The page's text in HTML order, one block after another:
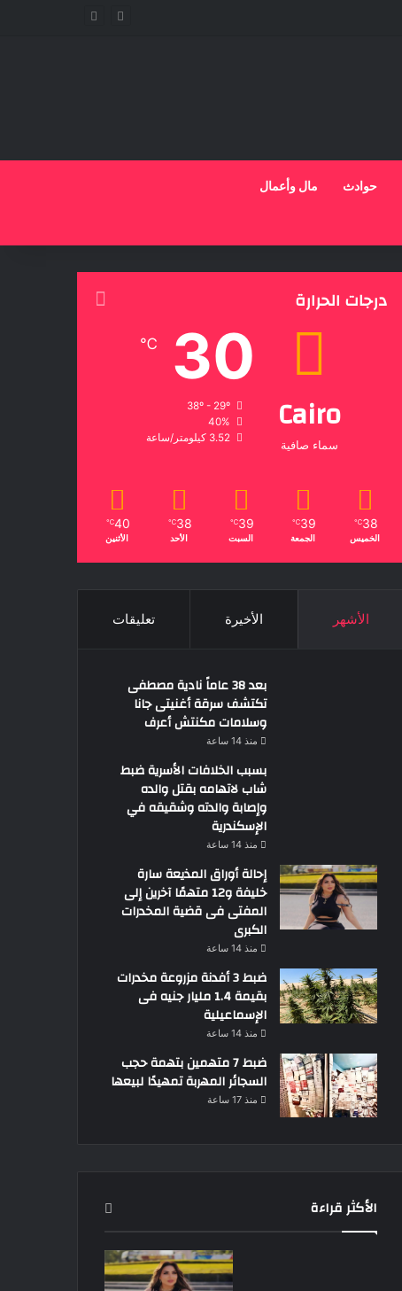
حوادث مال وأعمال
درجات الحرارة
Cairo
سماء صافية
30
℃
38º - 29º
40%
3.52 كيلومتر/ساعة
38
℃
الخميس
39
℃
الجمعة
39
℃
السبت
38
℃
الأحد
40
℃
الأثنين
الأشهر الأخيرة تعليقات
بعد 38 عاماً نادية مصطفى
تكتشف سرقة أغنيتى جانا
وسلامات مكنتش أعرف
منذ 14 ساعة
بسبب الخلافات الأسرية ضبط
شاب لاتهامه بقتل والده
وإصابة والدته وشقيقه في
الإسكندرية
منذ 14 ساعة
إحالة أوراق المذيعة سارة
خليفة و12 متهمًا آخرين إلى
المفتى فى قضية المخدرات
الكبرى
منذ 14 ساعة
ضبط 3 أفدنة مزروعة مخدرات
بقيمة 1.4 مليار جنيه فى
الإسماعيلية
منذ 14 ساعة
ضبط 7 متهمين بتهمة حجب
السجائر المهربة تمهيدًا لبيعها
منذ 17 ساعة
الأكثر قراءة